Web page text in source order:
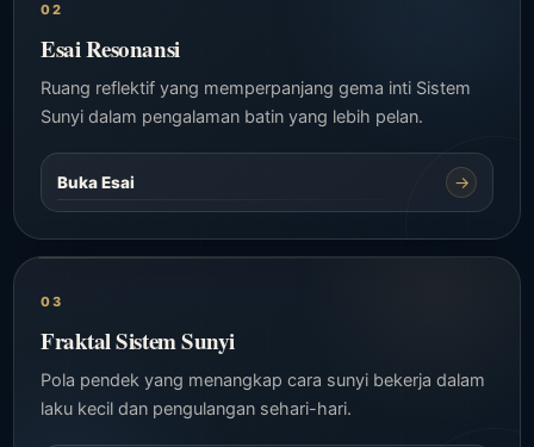
02
Esai Resonansi
Ruang reflektif yang memperpanjang gema inti Sistem
Sunyi dalam pengalaman batin yang lebih pelan.
Buka Esai →
03
Fraktal Sistem Sunyi
Pola pendek yang menangkap cara sunyi bekerja dalam
laku kecil dan pengulangan sehari-hari.